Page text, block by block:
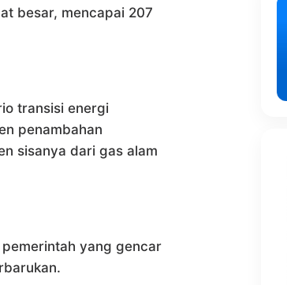
besar, mencapai 207
transisi energi
penambahan
sisanya dari gas alam
yang gencar